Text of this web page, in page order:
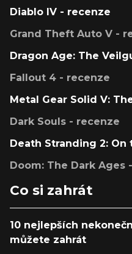
Diablo IV - recenze
Grand Theft Auto V -
Dragon Age: The
Fallout 4 - recenze
Metal Gear Solid V:
Dark Souls - recenze
Death Stranding 2:
Doom: The Dark Ages
Co si zahrát
10 nejlepších
můžete zahrát